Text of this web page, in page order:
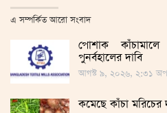
এ সম্পর্কিত আরো সংবাদ
পোশাক
পুনর্বহালের দাবি
আগস্ট ৯, ২০২৬, ২:৩১
কমেছে কাঁচা